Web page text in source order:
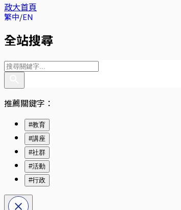
政大首頁
繁中 EN
全站搜尋
推薦關鍵字：
#教育
#講座
#社群
#活動
#行政